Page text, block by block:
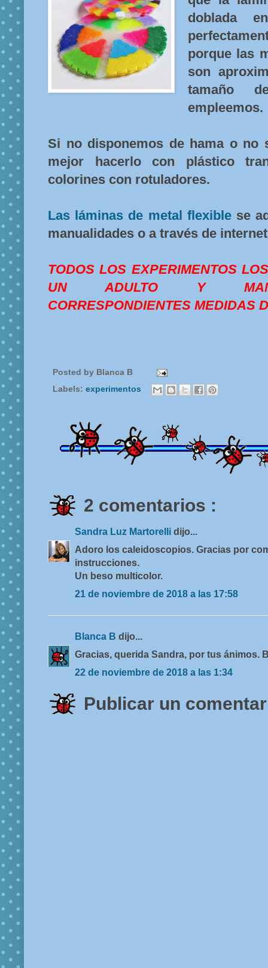
doblada
porque las
son
tamaño
empleemos.
Si no disponemos de hama o no
mejor hacerlo con plástico
colorines con rotuladores.
Las láminas de metal flexiblese
manualidades o a través de
TODOS LOS EXPERIMENTOS
UN ADULTO Y
CORRESPONDIENTES MEDIDAS
Posted by Blanca B
Labels: experimentos
2 comentarios :
Sandra Luz Martorelli dijo...
Adoro los caleidoscopios. Gracias por
instrucciones.
Un beso multicolor.
21 de noviembre de 2018 a las 17:58
Blanca B dijo...
Gracias, querida Sandra, por tus ánimos.
22 de noviembre de 2018 a las 1:34
Publicar un